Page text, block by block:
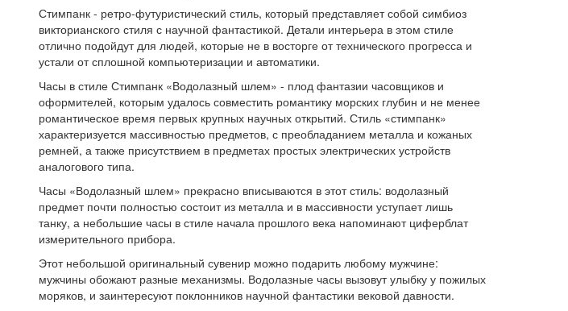
Стимпанк - ретро-футуристический стиль, который представляет собой симбиоз
викторианского стиля с научной фантастикой. Детали интерьера в этом стиле
отлично подойдут для людей, которые не в восторге от технического прогресса и
устали от сплошной компьютеризации и автоматики.
Часы в стиле Стимпанк «Водолазный шлем» - плод фантазии часовщиков и
оформителей, которым удалось совместить романтику морских глубин и не менее
романтическое время первых крупных научных открытий. Стиль «стимпанк»
характеризуется массивностью предметов, с преобладанием металла и кожаных
ремней, а также присутствием в предметах простых электрических устройств
аналогового типа.
Часы «Водолазный шлем» прекрасно вписываются в этот стиль: водолазный
предмет почти полностью состоит из металла и в массивности уступает лишь
танку, а небольшие часы в стиле начала прошлого века напоминают циферблат
измерительного прибора.
Этот небольшой оригинальный сувенир можно подарить любому мужчине:
мужчины обожают разные механизмы. Водолазные часы вызовут улыбку у пожилых
моряков, и заинтересуют поклонников научной фантастики вековой давности.